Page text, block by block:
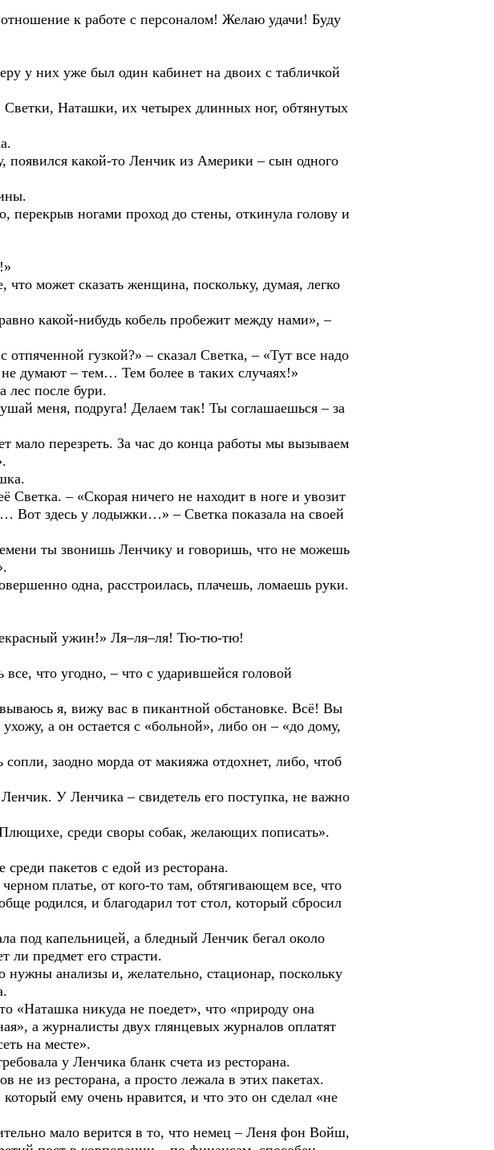
к работе с персоналом! Желаю удачи! Буду
них уже был один кабинет на двоих с табличкой
Наташки, их четырех длинных ног, обтянутых
какой-то Ленчик из Америки – сын одного
ногами проход до стены, откинула голову и
может сказать женщина, поскольку, думая, легко
какой-нибудь кобель пробежит между нами», –
гузкой?» – сказал Светка, – «Тут все надо
думают – тем… Тем более в таких случаях!»
после бури.
меня, подруга! Делаем так! Ты соглашаешься – за
перезреть. За час до конца работы мы вызываем
– «Скорая ничего не находит в ноге и увозит
Вот здесь у лодыжки…» – Светка показала на своей
ты звонишь Ленчику и говоришь, что не можешь
одна, расстроилась, плачешь, ломаешь руки.
ужин!» Ля–ля–ля! Тю-тю-тю!
что угодно, – что с ударившейся головой
я, вижу вас в пикантной обстановке. Всё! Вы
а он остается с «больной», либо он – «до дому,
заодно морда от макияжа отдохнет, либо, чтоб
У Ленчика – свидетель его поступка, не важно
среди своры собак, желающих пописать».
пакетов с едой из ресторана.
платье, от кого-то там, обтягивающем все, что
родился, и благодарил тот стол, который сбросил
капельницей, а бледный Ленчик бегал около
ли предмет его страсти.
анализы и, желательно, стационар, поскольку
никуда не поедет», что «природу она
а журналисты двух глянцевых журналов оплатят
на месте».
у Ленчика бланк счета из ресторана.
из ресторана, а просто лежала в этих пакетах.
ему очень нравится, и что это он сделал «не
мало верится в то, что немец – Леня фон Войш,